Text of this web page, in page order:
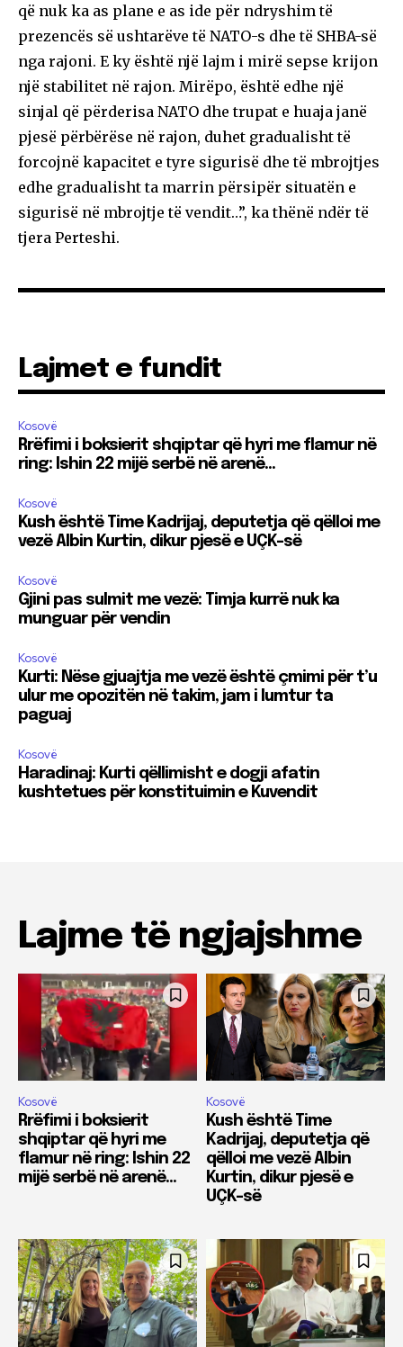
që nuk ka as plane e as ide për ndryshim të
prezencës së ushtarëve të NATO-s dhe të SHBA-së
nga rajoni. E ky është një lajm i mirë sepse krijon
një stabilitet në rajon. Mirëpo, është edhe një
sinjal që përderisa NATO dhe trupat e huaja janë
pjesë përbërëse në rajon, duhet gradualisht të
forcojnë kapacitet e tyre sigurisë dhe të mbrojtjes
edhe gradualisht ta marrin përsipër situatën e
sigurisë në mbrojtje të vendit…”, ka thënë ndër të
tjera Perteshi.
Lajmet e fundit
Kosovë
Rrëfimi i boksierit shqiptar që hyri me flamur në
ring: Ishin 22 mijë serbë në arenë…
Kosovë
Kush është Time Kadrijaj, deputetja që qëlloi me
vezë Albin Kurtin, dikur pjesë e UÇK-së
Kosovë
Gjini pas sulmit me vezë: Timja kurrë nuk ka
munguar për vendin
Kosovë
Kurti: Nëse gjuajtja me vezë është çmimi për t’u
ulur me opozitën në takim, jam i lumtur ta
paguaj
Kosovë
Haradinaj: Kurti qëllimisht e dogji afatin
kushtetues për konstituimin e Kuvendit
Lajme të ngjajshme
Kosovë
Rrëfimi i boksierit
shqiptar që hyri me
flamur në ring: Ishin 22
mijë serbë në arenë…
Kosovë
Kush është Time
Kadrijaj, deputetja që
qëlloi me vezë Albin
Kurtin, dikur pjesë e
UÇK-së